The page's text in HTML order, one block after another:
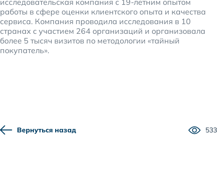
исследовательская компания с 19-летним опытом
работы в сфере оценки клиентского опыта и качества
сервиса. Компания проводила исследования в 10
странах с участием 264 организаций и организовала
более 5 тысяч визитов по методологии «тайный
покупатель».
Вернуться назад 533